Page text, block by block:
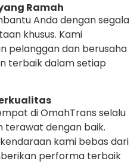
Ramah
Anda dengan segala
khusus. Kami
pelanggan dan berusaha
terbaik dalam setiap
di OmahTrans selalu
terawat dengan baik.
kami bebas dari
performa terbaik